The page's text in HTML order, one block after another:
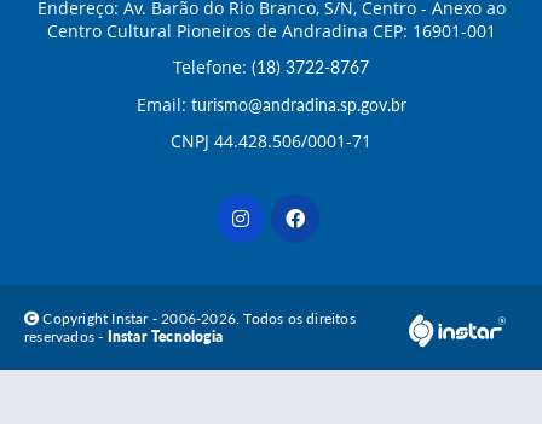
Endereço: Av. Barão do Rio Branco, S/N, Centro - Anexo ao
Centro Cultural Pioneiros de Andradina CEP: 16901-001
Telefone: (18) 3722-8767
Email: turismo@andradina.sp.gov.br
CNPJ 44.428.506/0001-71
Copyright Instar - 2006-2026. Todos os direitos
reservados - Instar Tecnologia